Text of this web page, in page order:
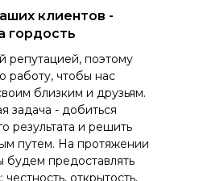
репутацией, поэтому
работу, чтобы нас
близким и друзьям.
задача - добиться
результата и решить
путем. На протяжении
будем предоставлять
открытость,
клиентов -
гордость